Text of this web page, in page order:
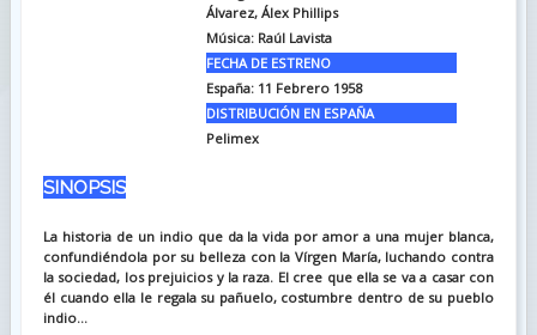
Álvarez, Álex Phillips
Música: Raúl Lavista
FECHA DE ESTRENO
España: 11 Febrero 1958
DISTRIBUCIÓN EN ESPAÑA
Pelimex
SINOPSIS
La historia de un indio que da la vida por amor a una mujer blanca,
confundiéndola por su belleza con la Vírgen María, luchando contra
la sociedad, los prejuicios y la raza. El cree que ella se va a casar con
él cuando ella le regala su pañuelo, costumbre dentro de su pueblo
indio...